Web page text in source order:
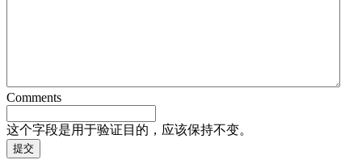
Comments
这个字段是用于验证目的，应该保持不变。